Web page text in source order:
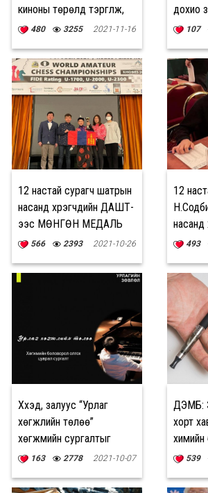
киноны төрөлд тэргүүлж,
Оскарт өрсөлдөх эрхээ
480 3255 2021-11-16
дохио
107
12 настай сурагч шатрын
насанд хүрэгчдийн ДАШТ-
ээс МӨНГӨН МЕДАЛЬ
хүртлээ
566 2393 2021-10-26
12
д
493
Хүүхэд, залуус “Урлаг
хөгжлийн төлөө”
хөгжмийн сургалтыг
цахимаар авах
163 2778 2021-10-07
ДЭМБ:
хорт
химийн
539